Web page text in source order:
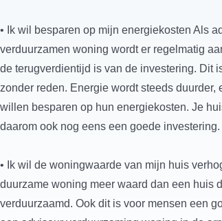
• Ik wil besparen op mijn energiekosten Als
verduurzamen woning wordt er regelmatig
de terugverdientijd is van de investering. Dit
zonder reden. Energie wordt steeds duurder,
willen besparen op hun energiekosten. Je
daarom ook nog eens een goede investering.
• Ik wil de woningwaarde van mijn huis
duurzame woning meer waard dan een huis
verduurzaamd. Ook dit is voor mensen een